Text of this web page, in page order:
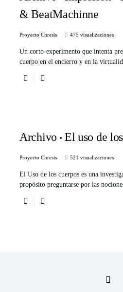
& BeatMachinne
Proyecto Chresis 475 visualizaciones
Un corto-experimento que intenta
cuerpo en el encierro y en la
Archivo El uso de
Proyecto Chresis 521 visualizaciones
El Uso de los cuerpos es una
propósito preguntarse por las